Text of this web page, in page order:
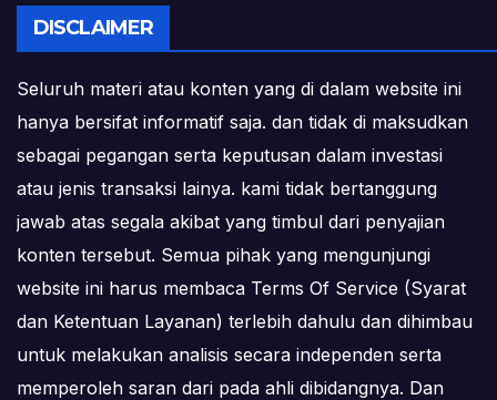
DISCLAIMER
Seluruh materi atau konten yang di dalam website ini
hanya bersifat informatif saja. dan tidak di maksudkan
sebagai pegangan serta keputusan dalam investasi
atau jenis transaksi lainya. kami tidak bertanggung
jawab atas segala akibat yang timbul dari penyajian
konten tersebut. Semua pihak yang mengunjungi
website ini harus membaca Terms Of Service (Syarat
dan Ketentuan Layanan) terlebih dahulu dan dihimbau
untuk melakukan analisis secara independen serta
memperoleh saran dari pada ahli dibidangnya. Dan